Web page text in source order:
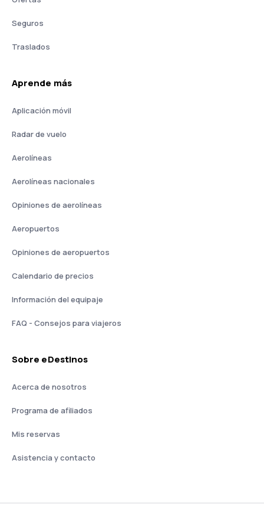
Seguros
Traslados
Aprende más
Aplicación móvil
Radar de vuelo
Aerolíneas
Aerolíneas nacionales
Opiniones de aerolíneas
Aeropuertos
Opiniones de aeropuertos
Calendario de precios
Información del equipaje
FAQ - Consejos para viajeros
Sobre eDestinos
Acerca de nosotros
Programa de afiliados
Mis reservas
Asistencia y contacto